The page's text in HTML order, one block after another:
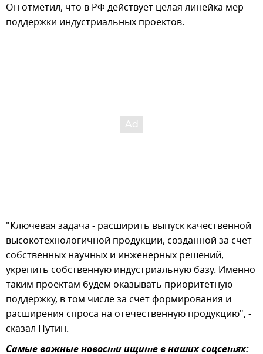
Он отметил, что в РФ действует целая линейка мер
поддержки индустриальных проектов.
"Ключевая задача - расширить выпуск качественной
высокотехнологичной продукции, созданной за счет
собственных научных и инженерных решений,
укрепить собственную индустриальную базу. Именно
таким проектам будем оказывать приоритетную
поддержку, в том числе за счет формирования и
расширения спроса на отечественную продукцию", -
сказал Путин.
Самые важные новости ищите в наших соцсетях: